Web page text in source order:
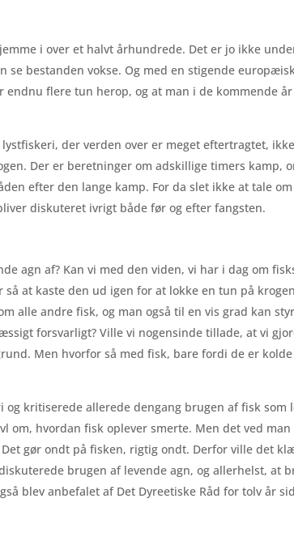
i over et halvt århundrede. Det er jo ikke
bestanden vokse. Og med en stigende
flere tun herop, og at man i de kommende
der verden over er meget eftertragtet,
Der er beretninger om adskillige timers kamp,
efter den lange kamp. For da slet ikke at tale
diskuteret ivrigt både før og efter fangsten.
agn af? Kan vi med den viden, vi har i dag om
at kaste den ud igen for at lokke en tun på
alle andre fisk, og man også til en vis grad kan
forsvarligt? Ville vi nogensinde tillade, at vi
Men hvorfor så med fisk, bare fordi de er
og kritiserede allerede dengang brugen af fisk som
hvordan fisk oplever smerte. Men det ved
gør ondt på fisken, rigtig ondt. Derfor ville det
brugen af levende agn, og allerhelst, at
blev anbefalet af Det Dyreetiske Råd for tolv år